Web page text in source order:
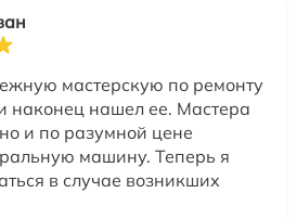
мастерскую по ремонту
наконец нашел ее. Мастера
и по разумной цене
машину. Теперь я
в случае возникших